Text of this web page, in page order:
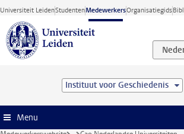
Ga direct naar de inhoud
Universiteit LeidenStudentenMedewerkersOrganisatiegids
Instituut voor Geschiedenis
Menu